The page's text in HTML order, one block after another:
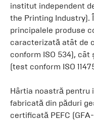
institut independent
the Printing Industry).
principalele produse
caracterizată atât de
conform ISO 534), cât
(test conform ISO
Hârtia noastră
fabricată din păduri
certificată PEFC